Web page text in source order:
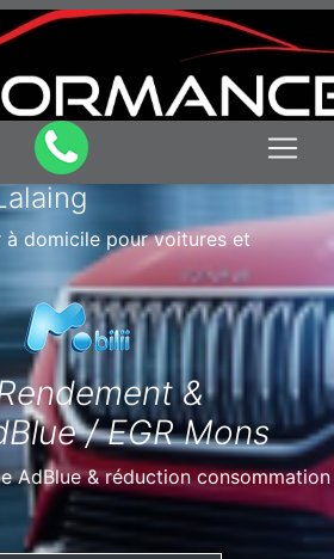
Reprogrammation
en Belgique à
domicile pour voitures et
&
/ EGR Mons
AdBlue & réduction consommation